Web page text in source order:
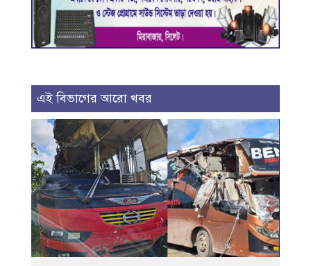
এই বিভাগের আরো খবর